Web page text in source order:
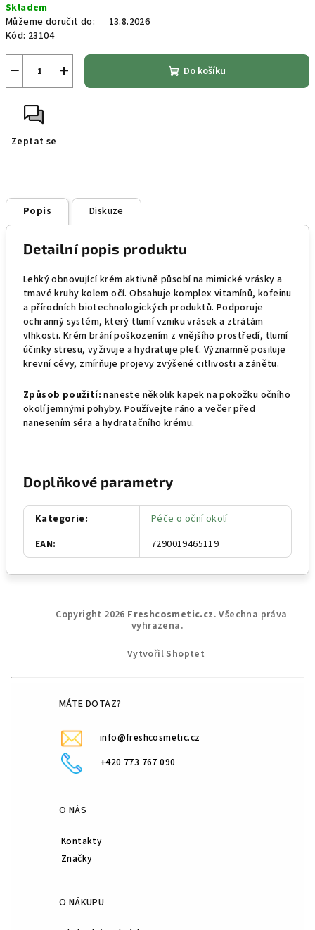
cena:
Skladem
Můžeme doručit do:
13.8.2026
Kód: 23104
+
− Do košíku
Zeptat se
Popis Diskuze
Detailní popis produktu
Lehký obnovující krém aktivně působí na mimické vrásky a
tmavé kruhy kolem očí. Obsahuje komplex vitamínů, kofeinu
a přírodních biotechnologických produktů. Podporuje
ochranný systém, který tlumí vzniku vrásek a ztrátám
vlhkosti. Krém brání poškozením z vnějšího prostředí, tlumí
účinky stresu, vyživuje a hydratuje pleť. Významně posiluje
krevní cévy, zmírňuje projevy zvýšené citlivosti a zánětu.
Způsob použití: naneste několik kapek na pokožku očního
okolí jemnými pohyby. Používejte ráno a večer před
nanesením séra a hydratačního krému.
Doplňkové parametry
Kategorie:
Péče o oční okolí
EAN: 7290019465119
Copyright 2026 Freshcosmetic.cz. Všechna práva
vyhrazena.
Vytvořil Shoptet
MÁTE DOTAZ?
info@freshcosmetic.cz
+420 773 767 090
O NÁS
Kontakty
Značky
O NÁKUPU